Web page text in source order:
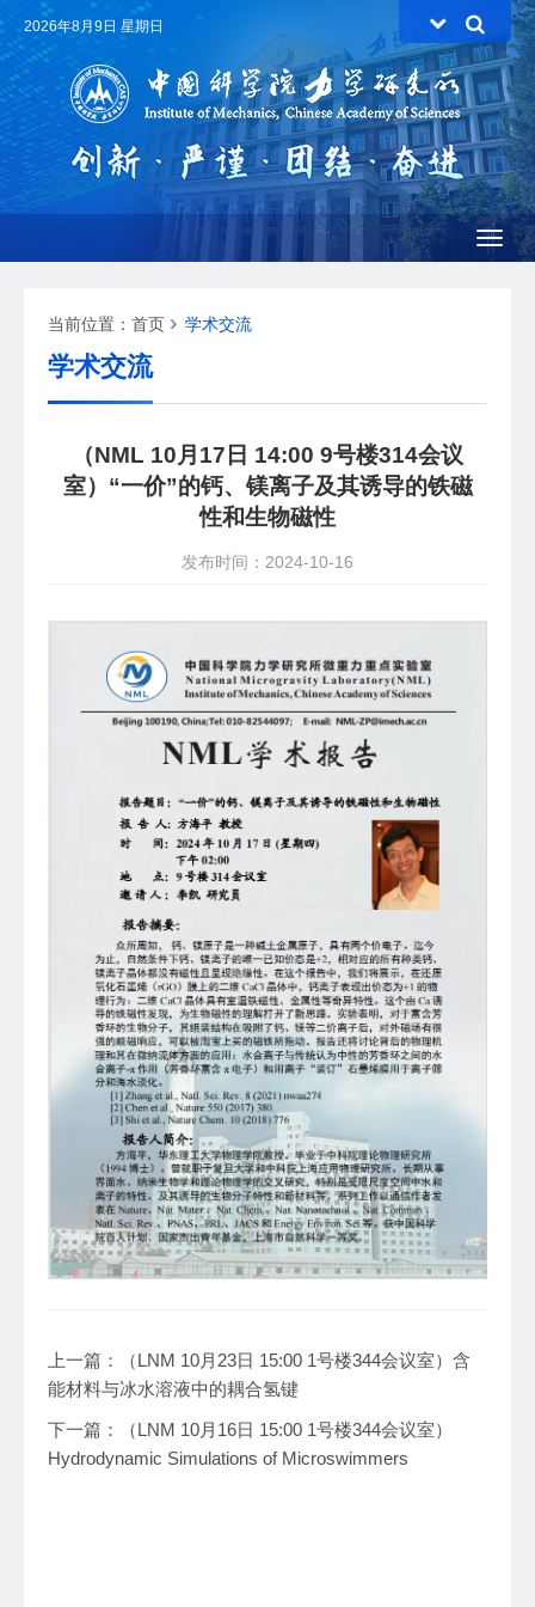
2026年8月9日 星期日
当前位置： 首页 学术交流
学术交流
（NML 10月17日 14:00 9号楼314会议
室）“一价”的钙、镁离子及其诱导的铁磁
性和生物磁性
发布时间：2024-10-16
上一篇：
（LNM 10月23日 15:00 1号楼344会议室）含
能材料与冰水溶液中的耦合氢键
下一篇：
（LNM 10月16日 15:00 1号楼344会议室）
Hydrodynamic Simulations of Microswimmers